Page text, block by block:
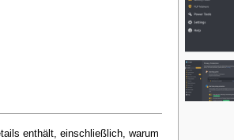
enthält, einschließlich, warum